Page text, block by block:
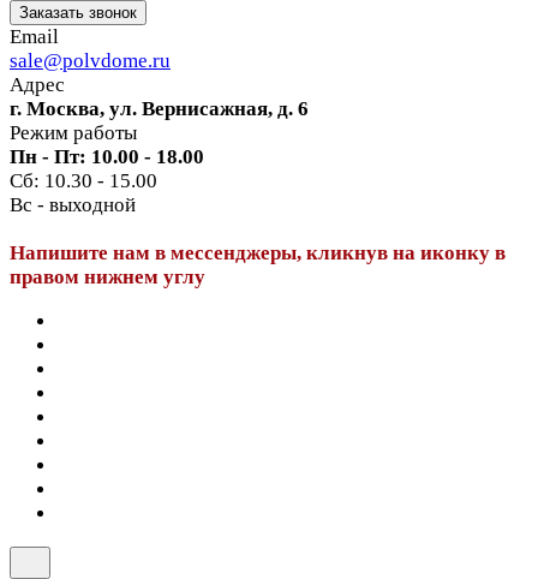
Заказать звонок
Email
sale@polvdome.ru
Адрес
г. Москва, ул. Вернисажная, д. 6
Режим работы
Пн - Пт: 10.00 - 18.00
Сб: 10.30 - 15.00
Вс - выходной
Напишите нам в мессенджеры, кликнув на иконку в
правом нижнем углу